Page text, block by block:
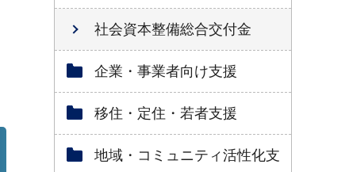
社会資本整備総合交付金
企業・事業者向け支援
移住・定住・若者支援
地域・コミュニティ活性化支